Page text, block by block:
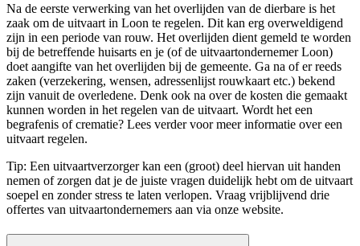
Na de eerste verwerking van het overlijden van de dierbare is het
zaak om de uitvaart in Loon te regelen. Dit kan erg overweldigend
zijn in een periode van rouw. Het overlijden dient gemeld te worden
bij de betreffende huisarts en je (of de uitvaartondernemer Loon)
doet aangifte van het overlijden bij de gemeente. Ga na of er reeds
zaken (verzekering, wensen, adressenlijst rouwkaart etc.) bekend
zijn vanuit de overledene. Denk ook na over de kosten die gemaakt
kunnen worden in het regelen van de uitvaart. Wordt het een
begrafenis of crematie? Lees verder voor meer informatie over een
uitvaart regelen.
Tip: Een uitvaartverzorger kan een (groot) deel hiervan uit handen
nemen of zorgen dat je de juiste vragen duidelijk hebt om de uitvaart
soepel en zonder stress te laten verlopen. Vraag vrijblijvend drie
offertes van uitvaartondernemers aan via onze website.